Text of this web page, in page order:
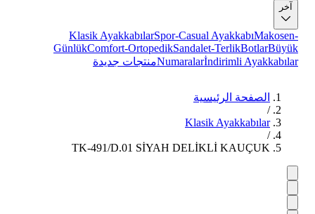
آخر
Klasik AyakkabılarSpor-Casual AyakkabıMakosen-
GünlükComfort-OrtopedikSandalet-TerlikBotlarBüyük
Numaralarİndirimli Ayakkabılar منتجات جديدة
الصفحة الرئيسية
/
Klasik Ayakkabılar
/
TK-491/D.01 SİYAH DELİKLİ KAUÇUK